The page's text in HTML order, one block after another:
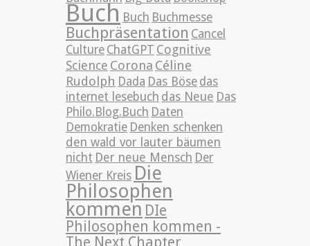
Buch Buch Buchmesse
Buchpräsentation Cancel
Culture ChatGPT Cognitive
Science Corona Céline
Rudolph Dada Das Böse das
internet lesebuch das Neue Das
Philo.Blog.Buch Daten
Demokratie Denken schenken
den wald vor lauter bäumen
nicht Der neue Mensch Der
Wiener Kreis Die
Philosophen
kommen DIe
Philosophen kommen -
The Next Chapter